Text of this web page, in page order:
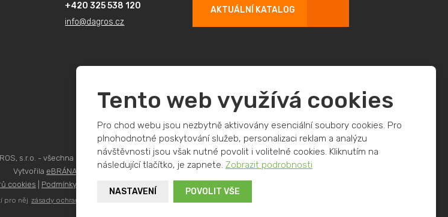
+420 325 538 120
info@dagros.cz
AKTUÁLNÍ KATALOG
s.r.o. - všechna práva vyhrazena
Vytvořila eBRÁNA
cookies Podmínky použití Bezpečnost a ochrana osobních údajů
pro něj zásady ochrany osobních údajů
Tento web využívá cookies
Pro chod webu jsou nezbytně aktivovány esenciální soubory cookies. Pro
plnohodnotné poskytování služeb, personalizaci reklam a analýzu
návštěvnosti jsou však nutné povolit i volitelné cookies. Kliknutím na
následující tlačítko, je zapnete. Zobrazit podrobnosti
NASTAVENÍ POVOLIT VŠE